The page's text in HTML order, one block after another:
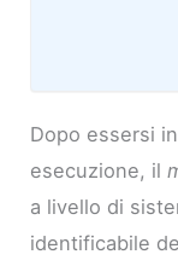
Dopo essersi
esecuzione, il
a livello di
identificabile